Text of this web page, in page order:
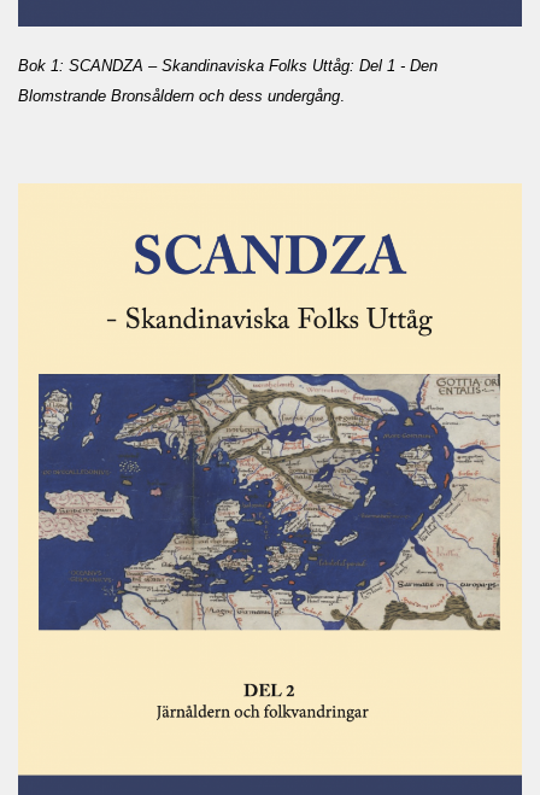
Bok 1: SCANDZA – Skandinaviska Folks Uttåg: Del 1 - Den
Blomstrande Bronsåldern och dess undergång